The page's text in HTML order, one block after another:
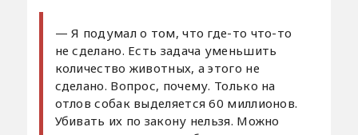
— Я подумал о том, что где-то что-то
не сделано. Есть задача уменьшить
количество животных, а этого не
сделано. Вопрос, почему. Только на
отлов собак выделяется 60 миллионов.
Убивать их по закону нельзя. Можно